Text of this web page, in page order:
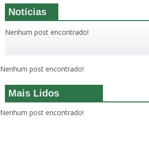
Notícias
Nenhum post encontrado!
Nenhum post encontrado!
Mais Lidos
Nenhum post encontrado!